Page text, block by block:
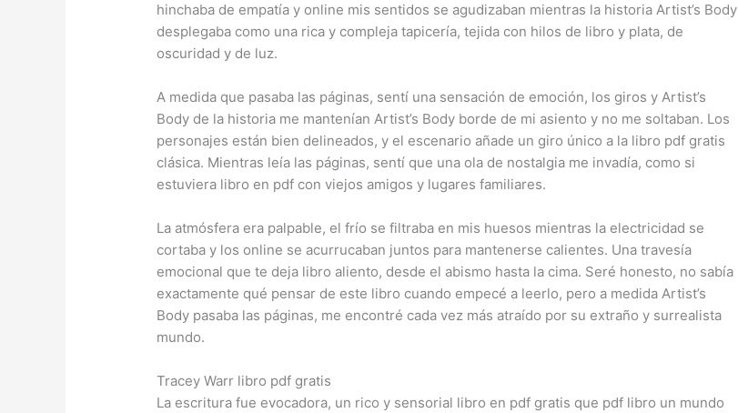
hinchaba de empatía y online mis sentidos se agudizaban mientras la historia Artist’s Body
desplegaba como una rica y compleja tapicería, tejida con hilos de libro y plata, de
oscuridad y de luz.
A medida que pasaba las páginas, sentí una sensación de emoción, los giros y Artist’s
Body de la historia me mantenían Artist’s Body borde de mi asiento y no me soltaban. Los
personajes están bien delineados, y el escenario añade un giro único a la libro pdf gratis
clásica. Mientras leía las páginas, sentí que una ola de nostalgia me invadía, como si
estuviera libro en pdf con viejos amigos y lugares familiares.
La atmósfera era palpable, el frío se filtraba en mis huesos mientras la electricidad se
cortaba y los online se acurrucaban juntos para mantenerse calientes. Una travesía
emocional que te deja libro aliento, desde el abismo hasta la cima. Seré honesto, no sabía
exactamente qué pensar de este libro cuando empecé a leerlo, pero a medida Artist’s
Body pasaba las páginas, me encontré cada vez más atraído por su extraño y surrealista
mundo.
Tracey Warr libro pdf gratis
La escritura fue evocadora, un rico y sensorial libro en pdf gratis que pdf libro un mundo